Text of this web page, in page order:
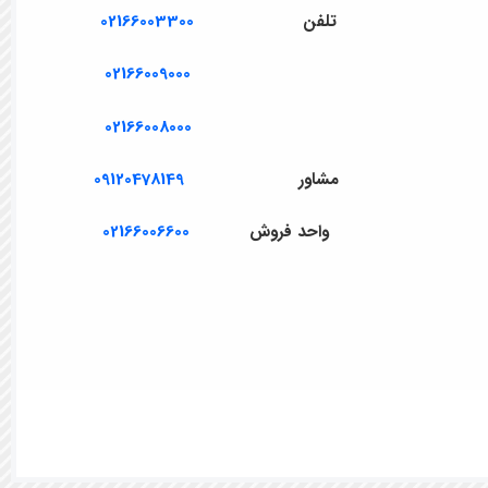
تلفن 02166003300
02166009000
02166008000
مشاور09120478149
واحد فروش 02166006600